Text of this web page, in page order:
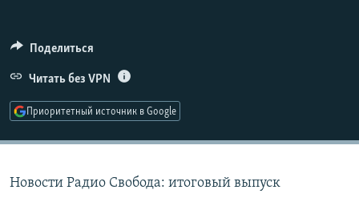
ПОДПИШИТЕСЬ НА РАССЫЛКУ
СОЦИАЛЬНЫЕ СЕТИ
Поделиться
Читать без VPN
Приоритетный источник в Google
Новости Радио Свобода: итоговый выпуск